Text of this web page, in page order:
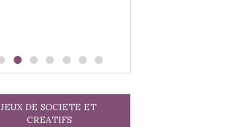
JEUX DE SOCIETE ET
CREATIFS